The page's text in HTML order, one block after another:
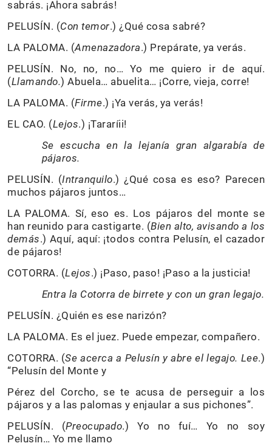
sabrás. ¡Ahora sabrás!
PELUSÍN. (Con temor.) ¿Qué cosa sabré?
LA PALOMA. (Amenazadora.) Prepárate, ya verás.
PELUSÍN. No, no, no… Yo me quiero ir de aquí.
(Llamando.) Abuela… abuelita… ¡Corre, vieja, corre!
LA PALOMA. (Firme.) ¡Ya verás, ya verás!
EL CAO. (Lejos.) ¡Tararíii!
Se escucha en la lejanía gran algarabía de
pájaros.
PELUSÍN. (Intranquilo.) ¿Qué cosa es eso? Parecen
muchos pájaros juntos…
LA PALOMA. Sí, eso es. Los pájaros del monte se
han reunido para castigarte. (Bien alto, avisando a los
demás.) Aquí, aquí: ¡todos contra Pelusín, el cazador
de pájaros!
COTORRA. (Lejos.) ¡Paso, paso! ¡Paso a la justicia!
Entra la Cotorra de birrete y con un gran legajo.
PELUSÍN. ¿Quién es ese narizón?
LA PALOMA. Es el juez. Puede empezar, compañero.
COTORRA. (Se acerca a Pelusín y abre el legajo. Lee.)
“Pelusín del Monte y
Pérez del Corcho, se te acusa de perseguir a los
pájaros y a las palomas y enjaular a sus pichones”.
PELUSÍN. (Preocupado.) Yo no fuí… Yo no soy
Pelusín… Yo me llamo